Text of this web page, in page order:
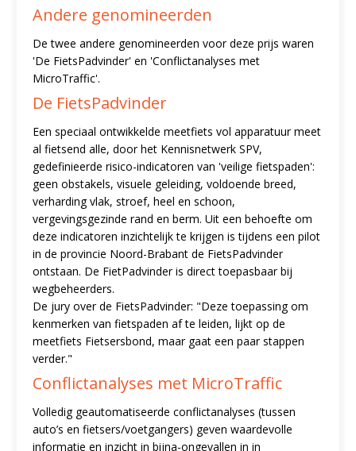
Andere genomineerden
De twee andere genomineerden voor deze prijs waren
'De FietsPadvinder' en 'Conflictanalyses met
MicroTraffic'.
De FietsPadvinder
Een speciaal ontwikkelde meetfiets vol apparatuur meet
al fietsend alle, door het Kennisnetwerk SPV,
gedefinieerde risico-indicatoren van 'veilige fietspaden':
geen obstakels, visuele geleiding, voldoende breed,
verharding vlak, stroef, heel en schoon,
vergevingsgezinde rand en berm. Uit een behoefte om
deze indicatoren inzichtelijk te krijgen is tijdens een pilot
in de provincie Noord-Brabant de FietsPadvinder
ontstaan. De FietPadvinder is direct toepasbaar bij
wegbeheerders.
De jury over de FietsPadvinder: "Deze toepassing om
kenmerken van fietspaden af te leiden, lijkt op de
meetfiets Fietsersbond, maar gaat een paar stappen
verder."
Conflictanalyses met MicroTraffic
Volledig geautomatiseerde conflictanalyses (tussen
auto’s en fietsers/voetgangers) geven waardevolle
informatie en inzicht in bijna-ongevallen in in